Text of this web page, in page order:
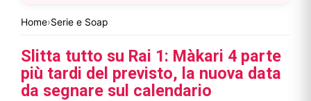
Home›Serie e Soap
Slitta tutto su Rai 1: Màkari 4 parte
più tardi del previsto, la nuova data
da segnare sul calendario